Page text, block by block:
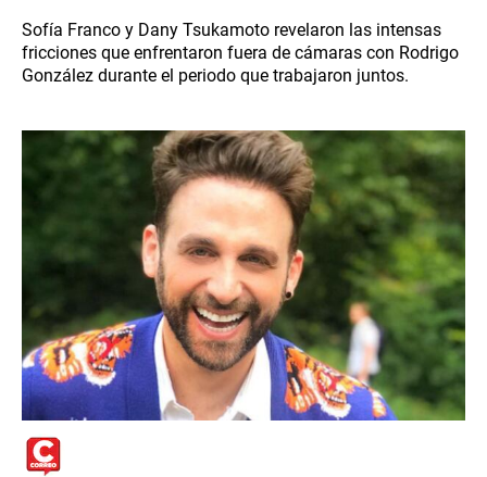
Sofía Franco y Dany Tsukamoto revelaron las intensas
fricciones que enfrentaron fuera de cámaras con Rodrigo
González durante el periodo que trabajaron juntos.